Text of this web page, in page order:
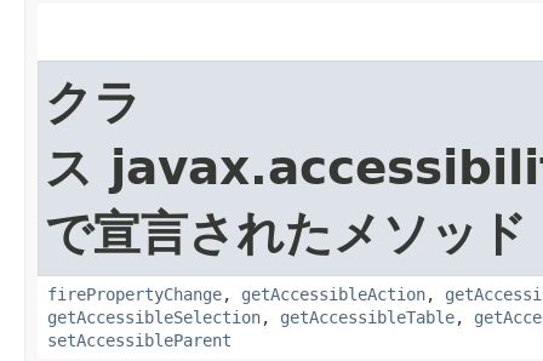
クラ
ス
で宣言されたメソッド
firePropertyChange, getAccessibleAction,
getAccessibleSelection, getAccessibleTable,
setAccessibleParent